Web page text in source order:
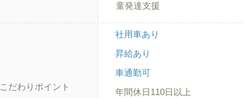
童発達支援
こだわりポイント
社用車あり
昇給あり
車通勤可
年間休日110日以上